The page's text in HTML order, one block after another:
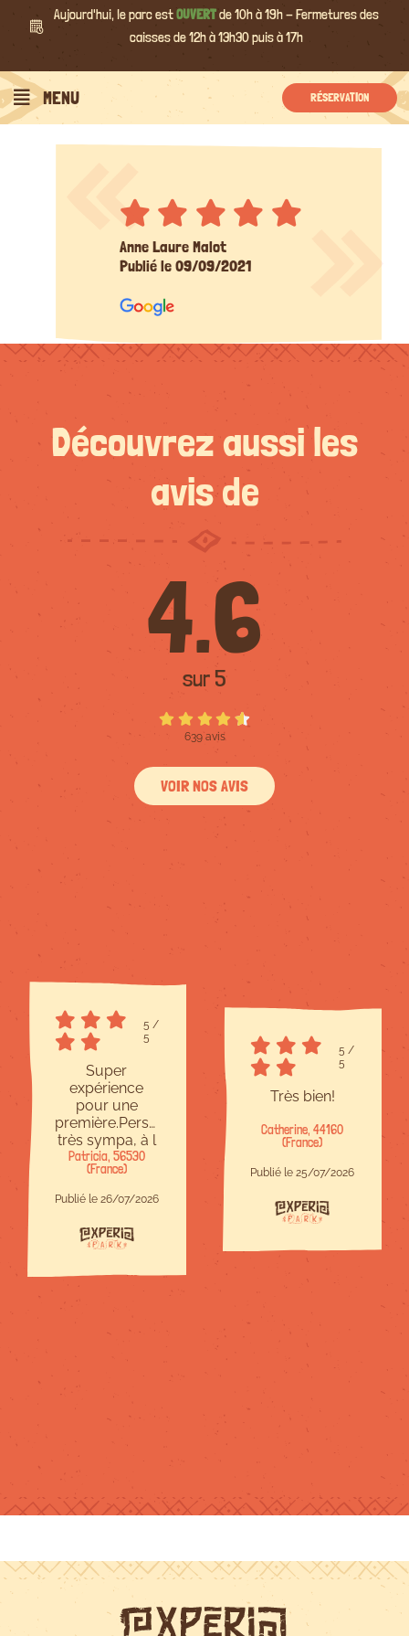
Aujourd'hui, le parc estOUVERTde 10h à 19h - Fermetures des
caisses de 12h à 13h30 puis à 17h
MENU RÉSERVATION
Anne Laure Malot
Publié le 09/09/2021
Découvrez aussi les
avis de
4.6
sur 5
639 avis
VOIR NOS AVIS
5 /
5
Super
expérience
pour une
première.Personnel
très sympa, à l
écoute et
bienveillant.Site
à taille
humaine,c est
parfait.Il y en a
pour tous les
chacun trouve
recommande !
Patricia, 56530
(France)
Publié le 26/07/2026
5 /
5
Très bien!
Catherine, 44160
(France)
Publié le 25/07/2026